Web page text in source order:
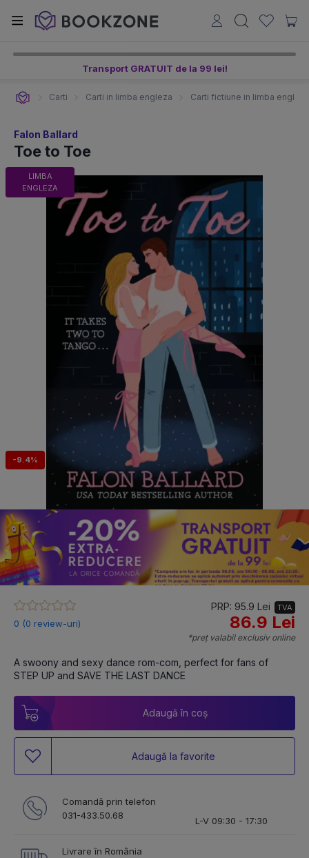
Transport GRATUIT de la 99 lei!
Carti Carti in limba engleza Carti fictiune in limba engleza
Falon Ballard
Toe to Toe
LIMBA
ENGLEZA
-9.4%
0 (0 review-uri)
PRP: 95.9 Lei TVA
86.9 Lei
*preț valabil exclusiv online
A swoony and sexy dance rom-com, perfect for fans of
STEP UP and SAVE THE LAST DANCE
Adaugă în coș
Adaugă la favorite
Comandă prin telefon
031-433.50.68
L-V 09:30 - 17:30
Livrare în România